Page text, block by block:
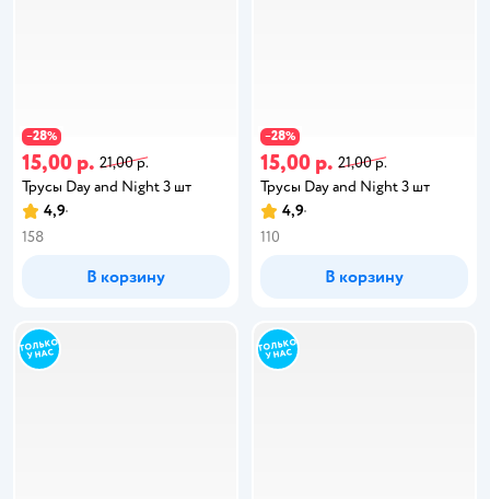
−28%
15,00 р. 21,00 р.
Трусы Day and Night 3 шт
4,9
158
В корзину
−28%
15,00 р. 21,00 р.
Трусы Day and Night 3 шт
4,9
110
В корзину